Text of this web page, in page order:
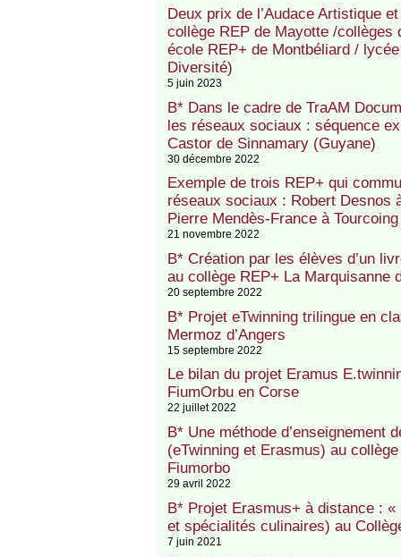
Deux prix de l’Audace Artistique
collège REP de Mayotte /collèges
école REP+ de Montbéliard /
Diversité)
5 juin 2023
B* Dans le cadre de TraAM
les réseaux sociaux : séquence
Castor de Sinnamary (Guyane)
30 décembre 2022
Exemple de trois REP+ qui
réseaux sociaux : Robert Desnos
Pierre Mendès-France à Tourcoing
21 novembre 2022
B* Création par les élèves d’un
au collège REP+ La Marquisanne
20 septembre 2022
B* Projet eTwinning trilingue en
Mermoz d’Angers
15 septembre 2022
Le bilan du projet Eramus
FiumOrbu en Corse
22 juillet 2022
B* Une méthode d’enseignement
(eTwinning et Erasmus) au
Fiumorbo
29 avril 2022
B* Projet Erasmus+ à distance :
et spécialités culinaires) au
7 juin 2021